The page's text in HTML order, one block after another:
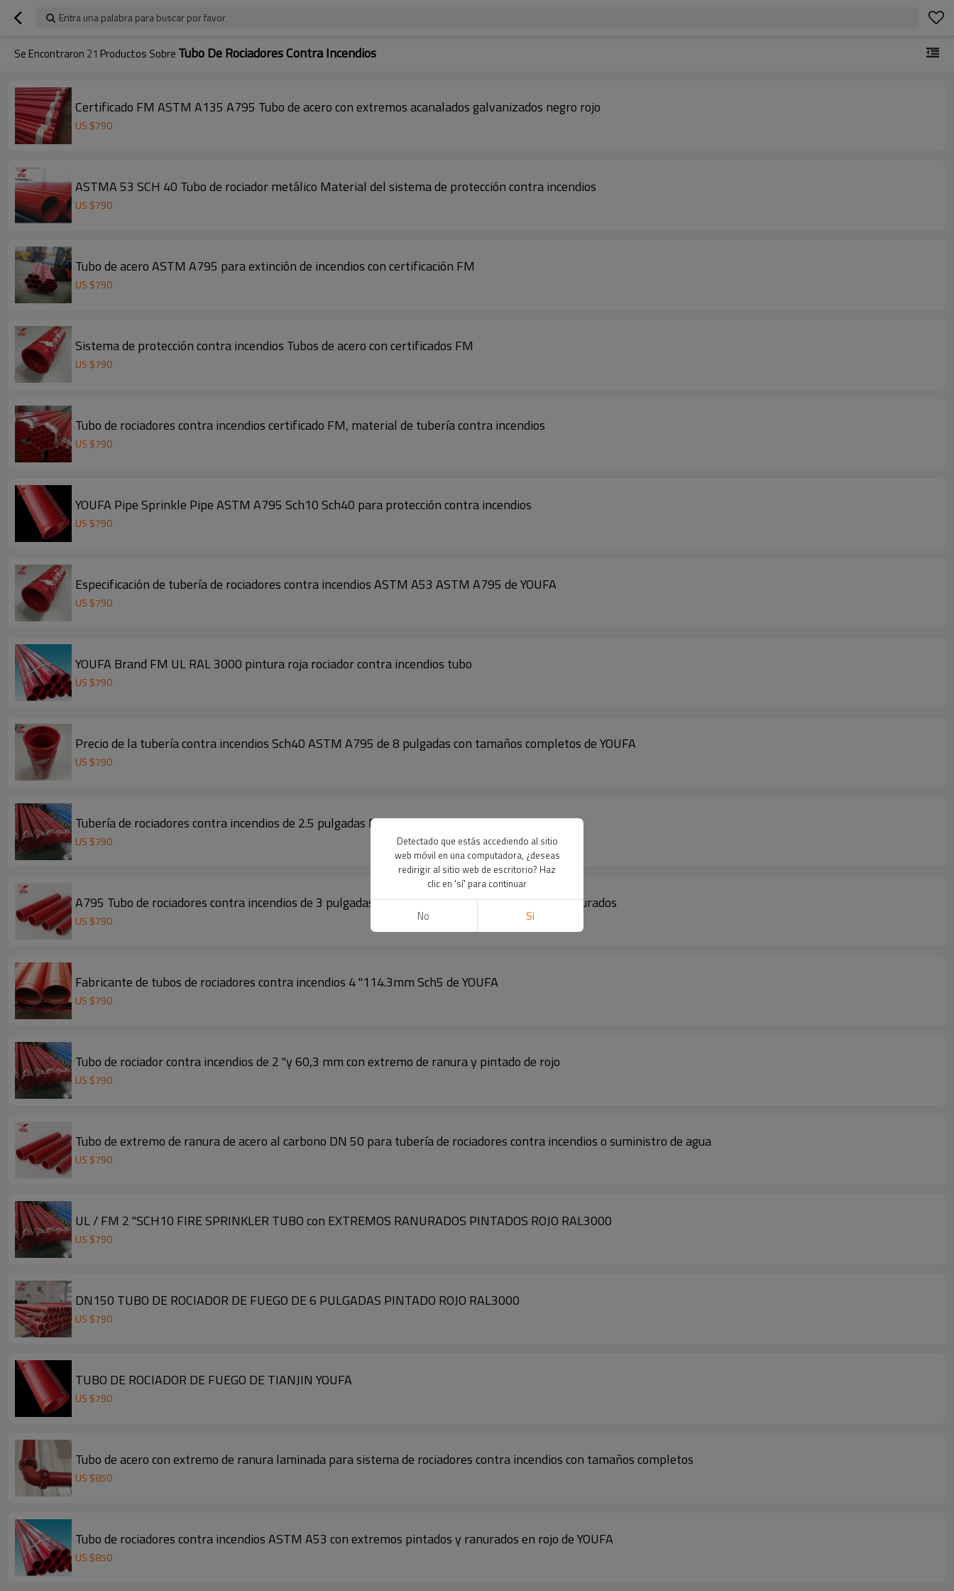
Entra una palabra para buscar por favor
Se Encontraron 21 Productos Sobre Tubo De Rociadores Contra Incendios
Certificado FM ASTM A135 A795 Tubo de acero con extremos acanalados galvanizados negro rojo
US $790
ASTMA 53 SCH 40 Tubo de rociador metálico Material del sistema de protección contra incendios
US $790
Tubo de acero ASTM A795 para extinción de incendios con certificación FM
US $790
Sistema de protección contra incendios Tubos de acero con certificados FM
US $790
Tubo de rociadores contra incendios certificado FM, material de tubería contra incendios
US $790
YOUFA Pipe Sprinkle Pipe ASTM A795 Sch10 Sch40 para protección contra incendios
US $790
Especificación de tubería de rociadores contra incendios ASTM A53 ASTM A795 de YOUFA
US $790
YOUFA Brand FM UL RAL 3000 pintura roja rociador contra incendios tubo
US $790
Precio de la tubería contra incendios Sch40 ASTM A795 de 8 pulgadas con tamaños completos de YOUFA
US $790
Tubería de rociadores contra incendios de 2.5 pulgadas Precio ASTM A795 Sch5 de YOUFA
US $790
A795 Tubo de rociadores contra incendios de 3 pulgadas Precio 1/2 "-8" Sch5 con extremos ranurados
US $790
Fabricante de tubos de rociadores contra incendios 4 "114.3mm Sch5 de YOUFA
US $790
Tubo de rociador contra incendios de 2 "y 60,3 mm con extremo de ranura y pintado de rojo
US $790
Tubo de extremo de ranura de acero al carbono DN 50 para tubería de rociadores contra incendios o suministro de agua
US $790
UL / FM 2 "SCH10 FIRE SPRINKLER TUBO con EXTREMOS RANURADOS PINTADOS ROJO RAL3000
US $790
DN150 TUBO DE ROCIADOR DE FUEGO DE 6 PULGADAS PINTADO ROJO RAL3000
US $790
TUBO DE ROCIADOR DE FUEGO DE TIANJIN YOUFA
US $790
Tubo de acero con extremo de ranura laminada para sistema de rociadores contra incendios con tamaños completos
US $850
Tubo de rociadores contra incendios ASTM A53 con extremos pintados y ranurados en rojo de YOUFA
US $850
Detectado que estás accediendo al sitio
web móvil en una computadora, ¿deseas
redirigir al sitio web de escritorio? Haz
clic en 'sí' para continuar
No Si